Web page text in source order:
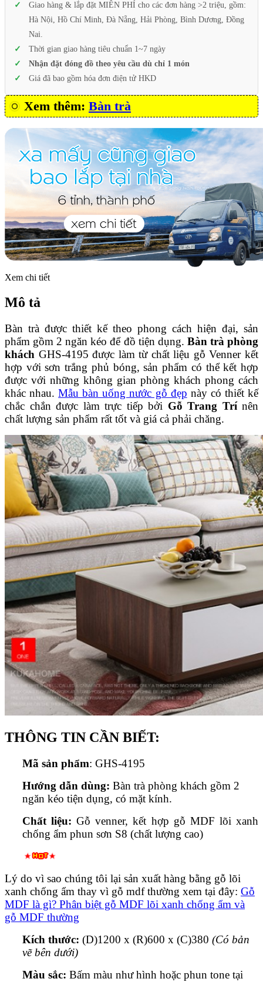
Giao hàng & lắp đặt MIỄN PHÍ cho các đơn hàng >2 triệu, gồm:
Hà Nội, Hồ Chí Minh, Đà Nẵng, Hải Phòng, Bình Dương, Đồng
Nai.
Thời gian giao hàng tiêu chuẩn 1~7 ngày
Nhận đặt đóng đồ theo yêu cầu dù chỉ 1 món
Giá đã bao gồm hóa đơn điện tử HKD
Xem thêm: Bàn trà
Xem chi tiết
Mô tả
Bàn trà được thiết kế theo phong cách hiện đại, sản
phẩm gồm 2 ngăn kéo để đồ tiện dụng. Bàn trà phòng
khách GHS-4195 được làm từ chất liệu gỗ Venner kết
hợp với sơn trắng phủ bóng, sản phẩm có thể kết hợp
được với những không gian phòng khách phong cách
khác nhau.Mẫu bàn uống nước gỗ đẹp này có thiết kế
chắc chắn được làm trực tiếp bởi Gỗ Trang Trínên
chất lượng sản phẩm rất tốt và giá cả phải chăng.
THÔNG TIN CẦN BIẾT:
Mã sản phẩm: GHS-4195
Hướng dẫn dùng: Bàn trà phòng khách gồm 2
ngăn kéo tiện dụng, có mặt kính.
Chất liệu:Gỗ venner, kết hợp gỗ MDF lõi xanh
chống ẩm phun sơn S8 (chất lượng cao)
Lý do vì sao chúng tôi lại sản xuất hàng bằng gỗ lõi
xanh chống ẩm thay vì gỗ mdf thường xem tại đây: Gỗ
MDF là gì? Phân biệt gỗ MDF lõi xanh chống ẩm và
gỗ MDF thường
Kích thước: (D)1200 x (R)600 x (C)380 (Có bản
vẽ bên dưới)
Màu sắc: Bấm màu như hình hoặc phun tone tại